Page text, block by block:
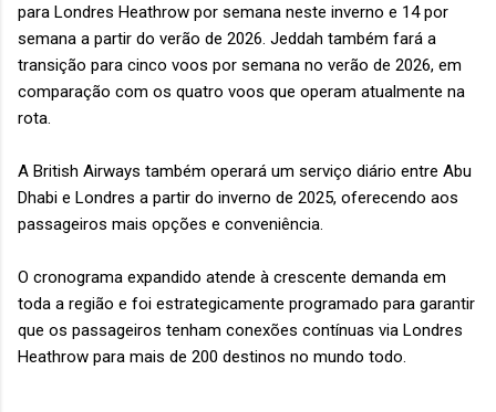
para Londres Heathrow por semana neste inverno e 14 por
semana a partir do verão de 2026. Jeddah também fará a
transição para cinco voos por semana no verão de 2026, em
comparação com os quatro voos que operam atualmente na
rota.
A British Airways também operará um serviço diário entre Abu
Dhabi e Londres a partir do inverno de 2025, oferecendo aos
passageiros mais opções e conveniência.
O cronograma expandido atende à crescente demanda em
toda a região e foi estrategicamente programado para garantir
que os passageiros tenham conexões contínuas via Londres
Heathrow para mais de 200 destinos no mundo todo.